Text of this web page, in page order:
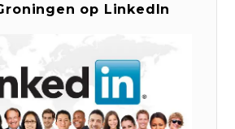
op LinkedIn